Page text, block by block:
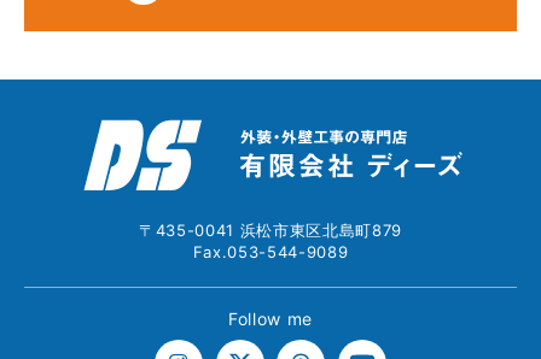
〒435-0041 浜松市東区北島町879
Fax.053-544-9089
Follow me